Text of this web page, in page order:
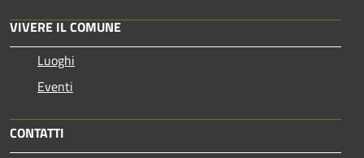
VIVERE IL COMUNE
Luoghi
Eventi
CONTATTI